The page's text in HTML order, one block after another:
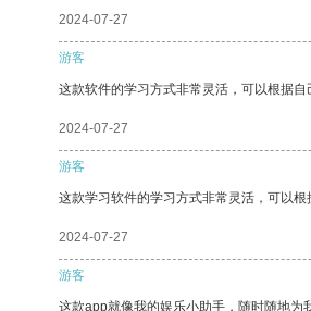
2024-07-27
游客
这款软件的学习方式非常灵活，可以根据自
2024-07-27
游客
这款学习软件的学习方式非常灵活，可以
2024-07-27
游客
这款app就像我的娱乐小助手，随时随地为